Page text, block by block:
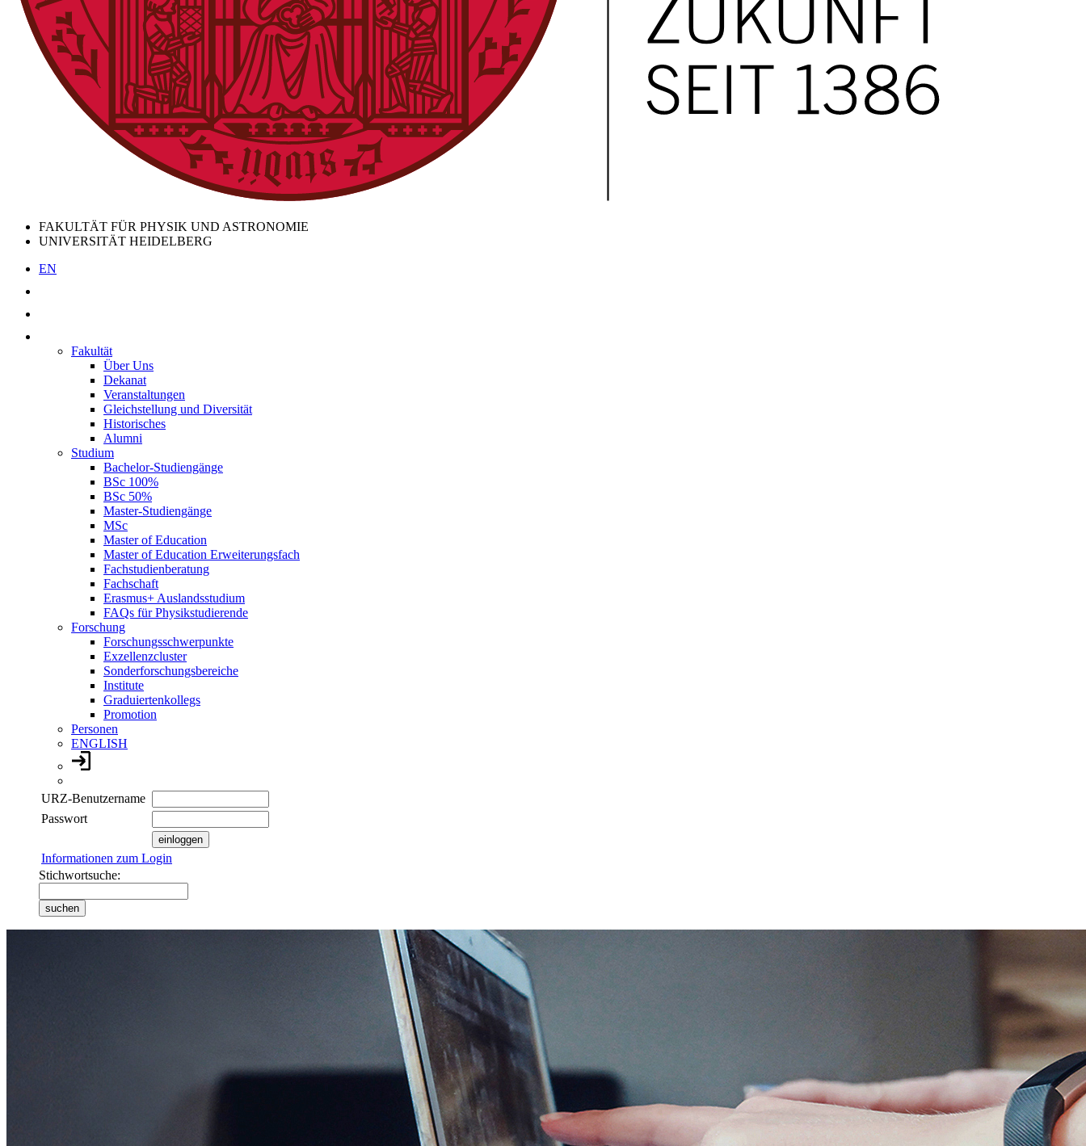
FAKULTÄT FÜR PHYSIK UND ASTRONOMIE
UNIVERSITÄT HEIDELBERG
EN
Fakultät
Über Uns
Dekanat
Veranstaltungen
Gleichstellung und Diversität
Historisches
Alumni
Studium
Bachelor-Studiengänge
BSc 100%
BSc 50%
Master-Studiengänge
MSc
Master of Education
Master of Education Erweiterungsfach
Fachstudienberatung
Fachschaft
Erasmus+ Auslandsstudium
FAQs für Physikstudierende
Forschung
Forschungsschwerpunkte
Exzellenzcluster
Sonderforschungsbereiche
Institute
Graduiertenkollegs
Promotion
Personen
ENGLISH
URZ-Benutzername
Passwort
Informationen zum Login
Stichwortsuche: